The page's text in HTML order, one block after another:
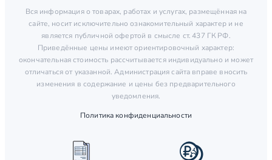
Вся информация о товарах, работах и услугах, размещённая на
сайте, носит исключительно ознакомительный характер и не
является публичной офертой в смысле ст. 437 ГК РФ.
Приведённые цены имеют ориентировочный характер:
окончательная стоимость рассчитывается индивидуально и может
отличаться от указанной. Администрация сайта вправе вносить
изменения в содержание и цены без предварительного
уведомления.
Политика конфиденциальности